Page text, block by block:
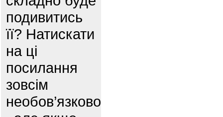
подивитись
її? Натискати
на ці
посилання
зовсім
необов’язково